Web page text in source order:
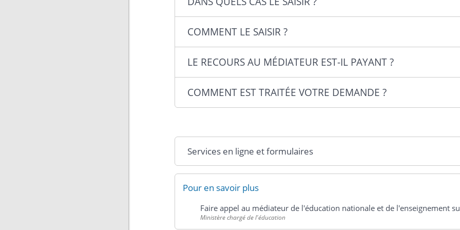
COMMENT LE SAISIR ?
LE RECOURS AU MÉDIATEUR EST-IL PAYANT ?
COMMENT EST TRAITÉE VOTRE DEMANDE ?
Services en ligne et formulaires
Pour en savoir plus
Faire appel au médiateur de l'éducation nationale et de l'enseignement
Ministère chargé de l'éducation